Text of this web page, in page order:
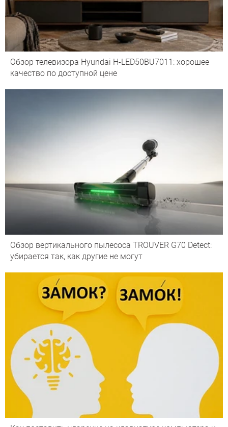
Обзор телевизора Hyundai H-LED50BU7011: хорошее
качество по доступной цене
Обзор вертикального пылесоса TROUVER G70 Detect:
убирается так, как другие не могут